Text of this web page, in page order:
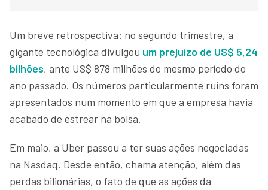
Um breve retrospectiva: no segundo trimestre, a
gigante tecnológica divulgou um prejuízo de US$ 5,24
bilhões, ante US$ 878 milhões do mesmo período do
ano passado. Os números particularmente ruins foram
apresentados num momento em que a empresa havia
acabado de estrear na bolsa.
Em maio, a Uber passou a ter suas ações negociadas
na Nasdaq. Desde então, chama atenção, além das
perdas bilionárias, o fato de que as ações da